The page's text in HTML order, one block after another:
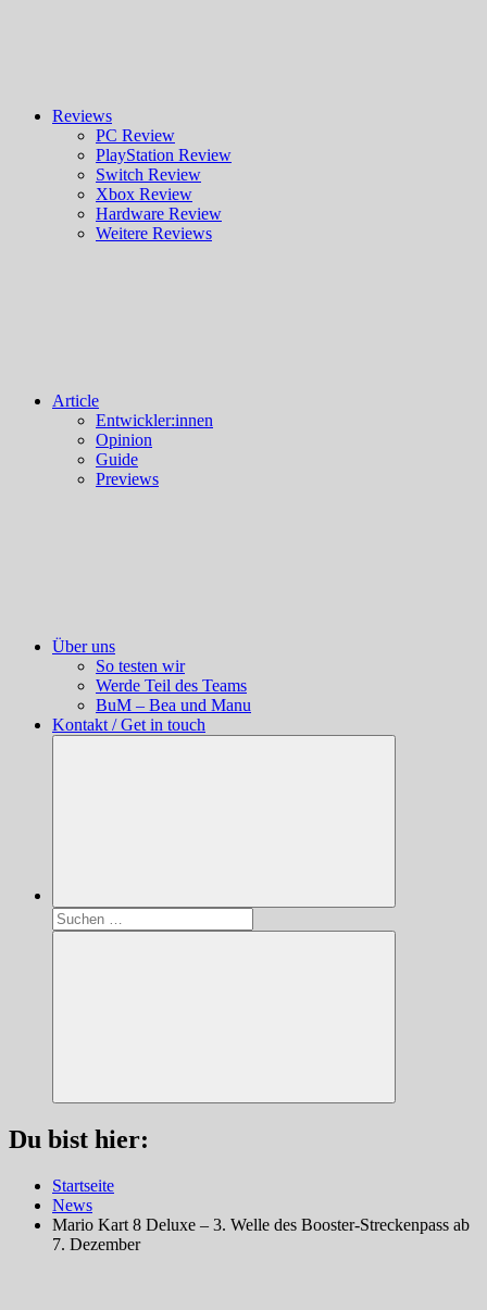
Reviews
PC Review
PlayStation Review
Switch Review
Xbox Review
Hardware Review
Weitere Reviews
Article
Entwickler:innen
Opinion
Guide
Previews
Über uns
So testen wir
Werde Teil des Teams
BuM – Bea und Manu
Kontakt / Get in touch
Suchen
nach:
Suchen
Du bist hier:
Startseite
News
Mario Kart 8 Deluxe – 3. Welle des Booster-Streckenpass ab
7. Dezember